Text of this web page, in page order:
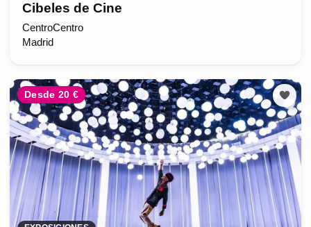
Cibeles de Cine
CentroCentro
Madrid
Desde 20 €